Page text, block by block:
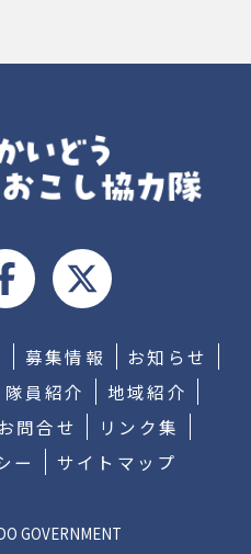
募集情報
お知らせ
隊員紹介
地域紹介
問合せ
リンク集
ー
サイトマップ
GOVERNMENT